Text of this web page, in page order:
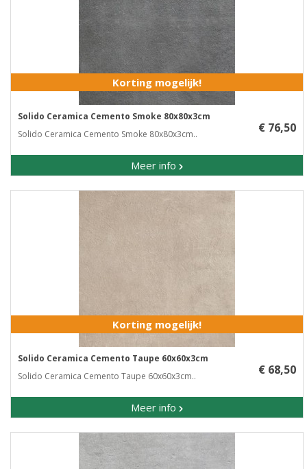
Korting mogelijk!
Solido Ceramica Cemento Smoke 80x80x3cm
Solido Ceramica Cemento Smoke 80x80x3cm..
Meer info
€ 76,50
Korting mogelijk!
Solido Ceramica Cemento Taupe 60x60x3cm
Solido Ceramica Cemento Taupe 60x60x3cm..
Meer info
€ 68,50